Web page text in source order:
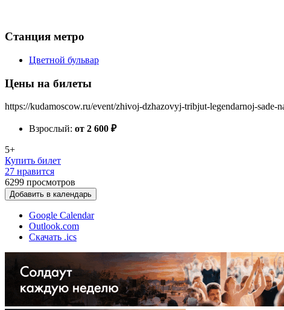
Станция метро
Цветной бульвар
Цены на билеты
https://kudamoscow.ru/event/zhivoj-dzhazovyj-tribjut-legendarnoj-
Взрослый: от 2 600 ₽
5+
Купить билет
27 нравится
6299 просмотров
Добавить в календарь
Google Calendar
Outlook.com
Скачать .ics